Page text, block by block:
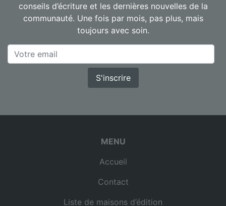
conseils d’écriture et les dernières nouvelles de la
communauté. Une fois par mois, pas plus, mais
toujours avec soin.
S'inscrire
MENU
Accueil
Contact
Liste de maisons d’édition